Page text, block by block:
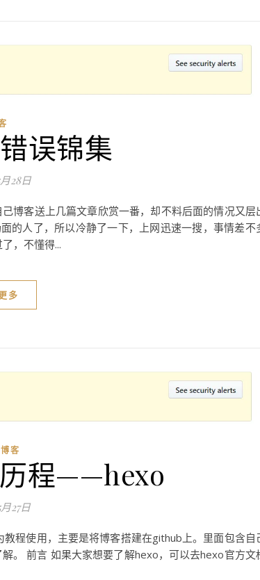
误锦集
28日
博客送上几篇文章欣赏一番，却不料后面的情况又层
的人了，所以冷静了一下，上网迅速一搜，事情差不
，不懂得...
多
博客
程——hexo
27日
程使用，主要是将博客搭建在github上。里面包含自
。 前言 如果大家想要了解hexo，可以去hexo官方文